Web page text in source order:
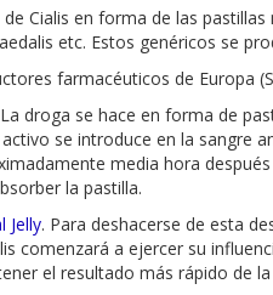
de Cialis en forma de las
etc. Estos genéricos se
farmacéuticos de Europa
droga se hace en forma de
se introduce en la sangre
media hora
la pastilla.
Jelly. Para deshacerse de esta
comenzará a ejercer su
el resultado más rápido de